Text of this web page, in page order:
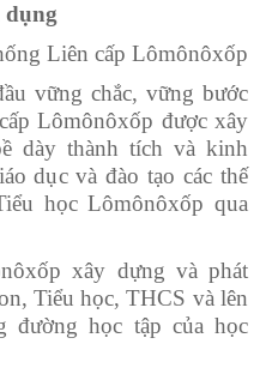
Liên cấp Lômônôxốp
vững chắc, vững bước
Lômônôxốp được xây
dày thành tích và kinh
dục và đào tạo các thế
học Lômônôxốp qua
xây dựng và phát
Tiểu học, THCS và lên
đường học tập của học